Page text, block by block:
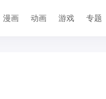
漫画 动画 游戏 专题